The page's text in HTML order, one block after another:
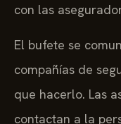
con las
El bufete se
compañías de
que hacerlo. Las
contactan a la